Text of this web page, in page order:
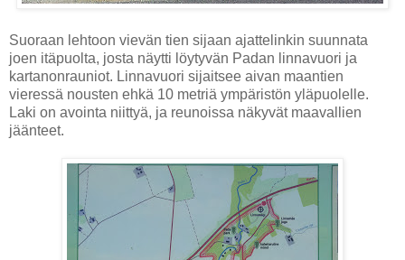
Suoraan lehtoon vievän tien sijaan ajattelinkin suunnata
joen itäpuolta, josta näytti löytyvän Padan linnavuori ja
kartanonrauniot. Linnavuori sijaitsee aivan maantien
vieressä nousten ehkä 10 metriä ympäristön yläpuolelle.
Laki on avointa niittyä, ja reunoissa näkyvät maavallien
jäänteet.